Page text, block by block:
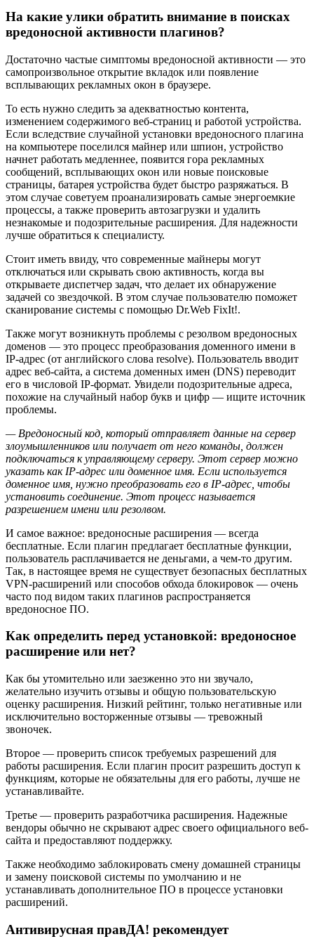
На какие улики обратить внимание в поисках
вредоносной активности плагинов?
Достаточно частые симптомы вредоносной активности — это
самопроизвольное открытие вкладок или появление
всплывающих рекламных окон в браузере.
То есть нужно следить за адекватностью контента,
изменением содержимого веб-страниц и работой устройства.
Если вследствие случайной установки вредоносного плагина
на компьютере поселился майнер или шпион, устройство
начнет работать медленнее, появится гора рекламных
сообщений, всплывающих окон или новые поисковые
страницы, батарея устройства будет быстро разряжаться. В
этом случае советуем проанализировать самые энергоемкие
процессы, а также проверить автозагрузки и удалить
незнакомые и подозрительные расширения. Для надежности
лучше обратиться к специалисту.
Стоит иметь ввиду, что современные майнеры могут
отключаться или скрывать свою активность, когда вы
открываете диспетчер задач, что делает их обнаружение
задачей со звездочкой. В этом случае пользователю поможет
сканирование системы с помощью Dr.Web FixIt!.
Также могут возникнуть проблемы с резолвом вредоносных
доменов — это процесс преобразования доменного имени в
IP-адрес (от английского слова resolve). Пользователь вводит
адрес веб-сайта, а система доменных имен (DNS) переводит
его в числовой IP-формат. Увидели подозрительные адреса,
похожие на случайный набор букв и цифр — ищите источник
проблемы.
— Вредоносный код, который отправляет данные на сервер
злоумышленников или получает от него команды, должен
подключаться к управляющему серверу. Этот сервер можно
указать как IP-адрес или доменное имя. Если используется
доменное имя, нужно преобразовать его в IP-адрес, чтобы
установить соединение. Этот процесс называется
разрешением имени или резолвом.
И самое важное: вредоносные расширения — всегда
бесплатные. Если плагин предлагает бесплатные функции,
пользователь расплачивается не деньгами, а чем-то другим.
Так, в настоящее время не существует безопасных бесплатных
VPN-расширений или способов обхода блокировок — очень
часто под видом таких плагинов распространяется
вредоносное ПО.
Как определить перед установкой: вредоносное
расширение или нет?
Как бы утомительно или заезженно это ни звучало,
желательно изучить отзывы и общую пользовательскую
оценку расширения. Низкий рейтинг, только негативные или
исключительно восторженные отзывы — тревожный
звоночек.
Второе — проверить список требуемых разрешений для
работы расширения. Если плагин просит разрешить доступ к
функциям, которые не обязательны для его работы, лучше не
устанавливайте.
Третье — проверить разработчика расширения. Надежные
вендоры обычно не скрывают адрес своего официального веб-
сайта и предоставляют поддержку.
Также необходимо заблокировать смену домашней страницы
и замену поисковой системы по умолчанию и не
устанавливать дополнительное ПО в процессе установки
расширений.
Антивирусная правДА! рекомендует